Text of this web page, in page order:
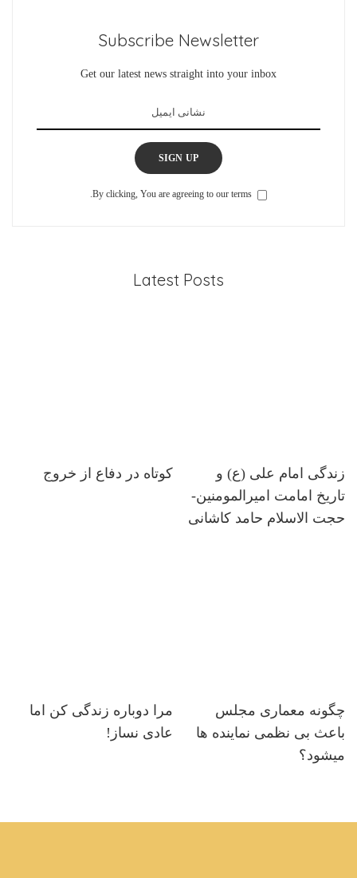
Subscribe Newsletter
Get our latest news straight into your inbox
SIGN UP
By clicking, You are agreeing to our terms.
Latest Posts
زندگی امام علی (ع) و
تاریخ امامت امیرالمومنین-
حجت الاسلام حامد کاشانی
کوتاه در دفاع از خروج
چگونه معماری مجلس
باعث بی نظمی نماینده ها
میشود؟
مرا دوباره زندگی کن اما
عادی نساز!